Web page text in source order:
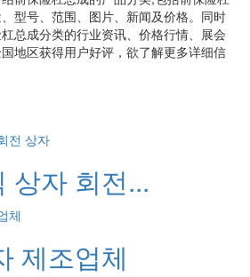
型号、范围、图片、新闻及价格。同时
总成分类的行业资讯、价格行情、展会
地区获得用户好评，欲了解更多详细信
상자 회전...
제조업체